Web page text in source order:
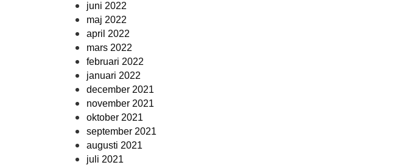
juni 2022
maj 2022
april 2022
mars 2022
februari 2022
januari 2022
december 2021
november 2021
oktober 2021
september 2021
augusti 2021
juli 2021